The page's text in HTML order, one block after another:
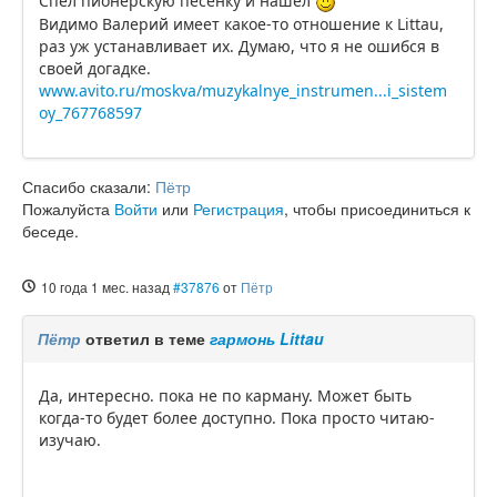
Видимо Валерий имеет какое-то отношение к Littau,
раз уж устанавливает их. Думаю, что я не ошибся в
своей догадке.
www.avito.ru/moskva/muzykalnye_instrumen...i_sistem
oy_767768597
Спасибо сказали: Пётр
Пожалуйста Войти или Регистрация, чтобы присоединиться к
беседе.
10 года 1 мес. назад #37876 от Пётр
Пётр ответил в теме гармонь Littau
Да, интересно. пока не по карману. Может быть
когда-то будет более доступно. Пока просто читаю-
изучаю.